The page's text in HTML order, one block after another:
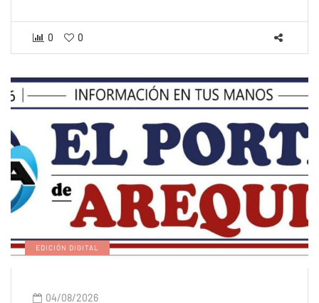
0 0
EDICIÓN DIGITAL
04/08/2026